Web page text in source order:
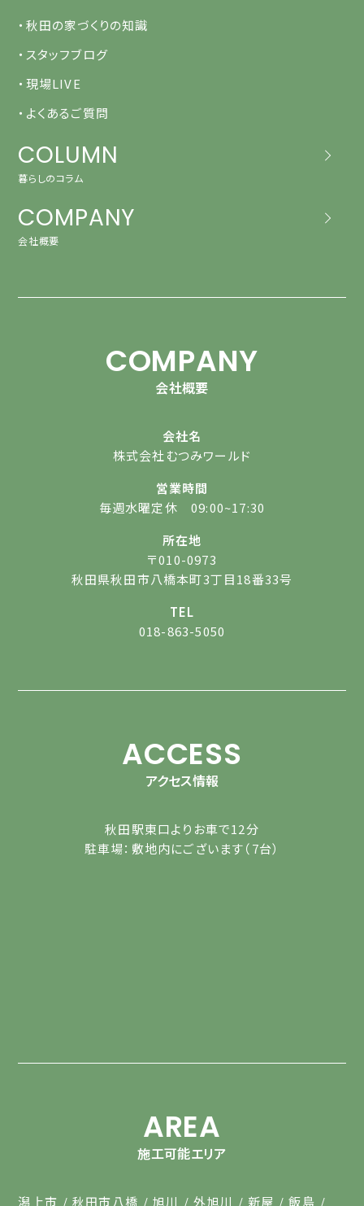
・秋田の家づくりの知識
・スタッフブログ
・現場LIVE
・よくあるご質問
COLUMN
暮らしのコラム
COMPANY
会社概要
COMPANY
会社概要
会社名
株式会社むつみワールド
営業時間
毎週水曜定休 09:00~17:30
所在地
〒010-0973
秋田県秋田市八橋本町3丁目18番33号
TEL
018-863-5050
ACCESS
アクセス情報
秋田駅東口よりお車で12分
駐車場：敷地内にございます（7台）
AREA
施工可能エリア
潟上市 秋田市八橋 旭川 外旭川 新屋 飯島